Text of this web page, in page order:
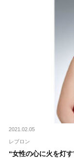
2021.02.05
レブロン
“女性の心に火を灯